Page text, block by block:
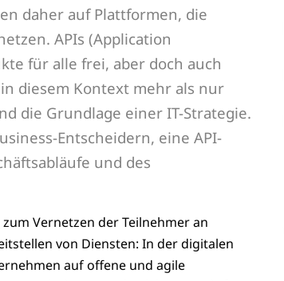
daher auf Plattformen, die
APIs (Application
für alle frei, aber doch auch
diesem Kontext mehr als nur
die Grundlage einer IT-Strategie.
Entscheidern, eine API-
und des
Vernetzen der Teilnehmer an
von Diensten: In der digitalen
auf offene und agile